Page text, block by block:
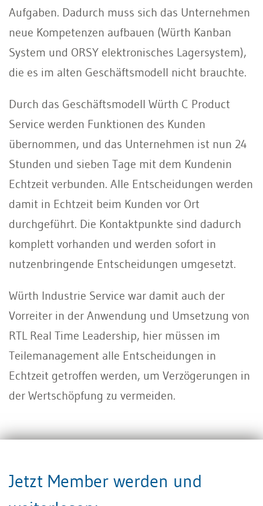
Aufgaben. Dadurch muss sich das Unternehmen
neue Kompetenzen aufbauen (Würth Kanban
System und ORSY elektronisches Lagersystem),
die es im alten Geschäftsmodell nicht brauchte.
Durch das Geschäftsmodell Würth C Product
Service werden Funktionen des Kunden
übernommen, und das Unternehmen ist nun 24
Stunden und sieben Tage mit dem Kundenin
Echtzeit verbunden. Alle Entscheidungen werden
damit in Echtzeit beim Kunden vor Ort
durchgeführt. Die Kontaktpunkte sind dadurch
komplett vorhanden und werden sofort in
nutzenbringende Entscheidungen umgesetzt.
Würth Industrie Service war damit auch der
Vorreiter in der Anwendung und Umsetzung von
RTL Real Time Leadership, hier müssen im
Teilemanagement alle Entscheidungen in
Echtzeit getroffen werden, um Verzögerungen in
der Wertschöpfung zu vermeiden.
Digitale Geschäftsmodelle
Jetzt Member werden und